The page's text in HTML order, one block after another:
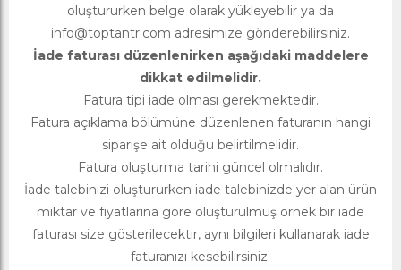
oluştururken belge olarak yükleyebilir ya da
info@toptantr.com adresimize gönderebilirsiniz.
İade faturası düzenlenirken aşağıdaki maddelere
dikkat edilmelidir.
Fatura tipi iade olması gerekmektedir.
Fatura açıklama bölümüne düzenlenen faturanın hangi
siparişe ait olduğu belirtilmelidir.
Fatura oluşturma tarihi güncel olmalıdır.
İade talebinizi oluştururken iade talebinizde yer alan ürün
miktar ve fiyatlarına göre oluşturulmuş örnek bir iade
faturası size gösterilecektir, aynı bilgileri kullanarak iade
faturanızı kesebilirsiniz.